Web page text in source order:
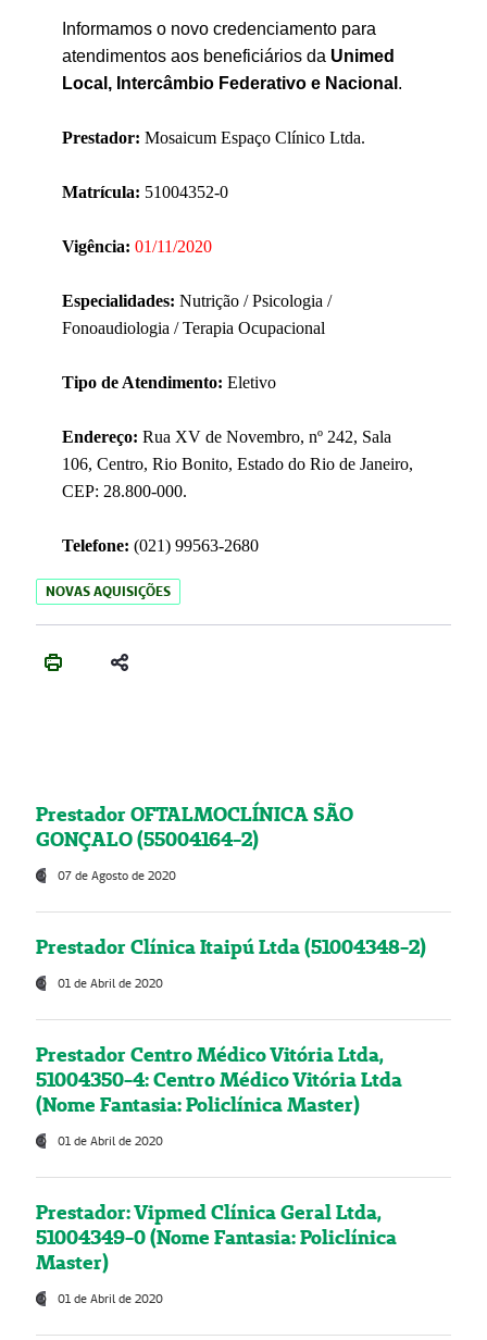
Informamos o novo credenciamento para
atendimentos aos beneficiários da Unimed
Local, Intercâmbio Federativo e Nacional .
Prestador: Mosaicum Espaço Clínico Ltda.
Matrícula: 51004352-0
Vigência: 01/11/2020
Especialidades: Nutrição / Psicologia /
Fonoaudiologia / Terapia Ocupacional
Tipo de Atendimento: Eletivo
Endereço: Rua XV de Novembro, nº 242, Sala
106, Centro, Rio Bonito, Estado do Rio de Janeiro,
CEP: 28.800-000.
Telefone: (021) 99563-2680
NOVAS AQUISIÇÕES
Prestador OFTALMOCLÍNICA SÃO
GONÇALO (55004164-2)
07 de Agosto de 2020
Prestador Clínica Itaipú Ltda (51004348-2)
01 de Abril de 2020
Prestador Centro Médico Vitória Ltda,
51004350-4: Centro Médico Vitória Ltda
(Nome Fantasia: Policlínica Master)
01 de Abril de 2020
Prestador: Vipmed Clínica Geral Ltda,
51004349-0 (Nome Fantasia: Policlínica
Master)
01 de Abril de 2020